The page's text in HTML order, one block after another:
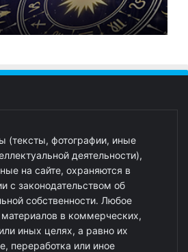
(тексты, фотографии, иные
деятельности),
на сайте, охраняются в
с законодательством об
собственности. Любое
материалов в коммерческих,
иных целях, а равно их
переработка или иное